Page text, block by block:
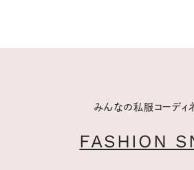
みんなの私服コーディ
FASHION